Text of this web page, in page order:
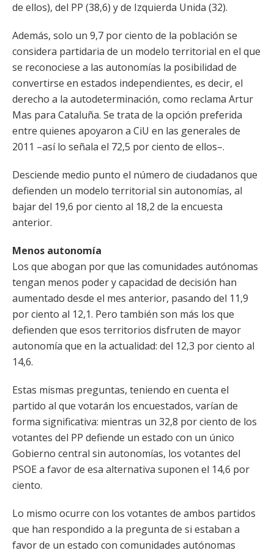
de ellos), del PP (38,6) y de Izquierda Unida (32).
Además, solo un 9,7 por ciento de la población se
considera partidaria de un modelo territorial en el que
se reconociese a las autonomías la posibilidad de
convertirse en estados independientes, es decir, el
derecho a la autodeterminación, como reclama Artur
Mas para Cataluña. Se trata de la opción preferida
entre quienes apoyaron a CiU en las generales de
2011 –así lo señala el 72,5 por ciento de ellos–.
Desciende medio punto el número de ciudadanos que
defienden un modelo territorial sin autonomías, al
bajar del 19,6 por ciento al 18,2 de la encuesta
anterior.
Menos autonomía
Los que abogan por que las comunidades autónomas
tengan menos poder y capacidad de decisión han
aumentado desde el mes anterior, pasando del 11,9
por ciento al 12,1. Pero también son más los que
defienden que esos territorios disfruten de mayor
autonomía que en la actualidad: del 12,3 por ciento al
14,6.
Estas mismas preguntas, teniendo en cuenta el
partido al que votarán los encuestados, varían de
forma significativa: mientras un 32,8 por ciento de los
votantes del PP defiende un estado con un único
Gobierno central sin autonomías, los votantes del
PSOE a favor de esa alternativa suponen el 14,6 por
ciento.
Lo mismo ocurre con los votantes de ambos partidos
que han respondido a la pregunta de si estaban a
favor de un estado con comunidades autónomas